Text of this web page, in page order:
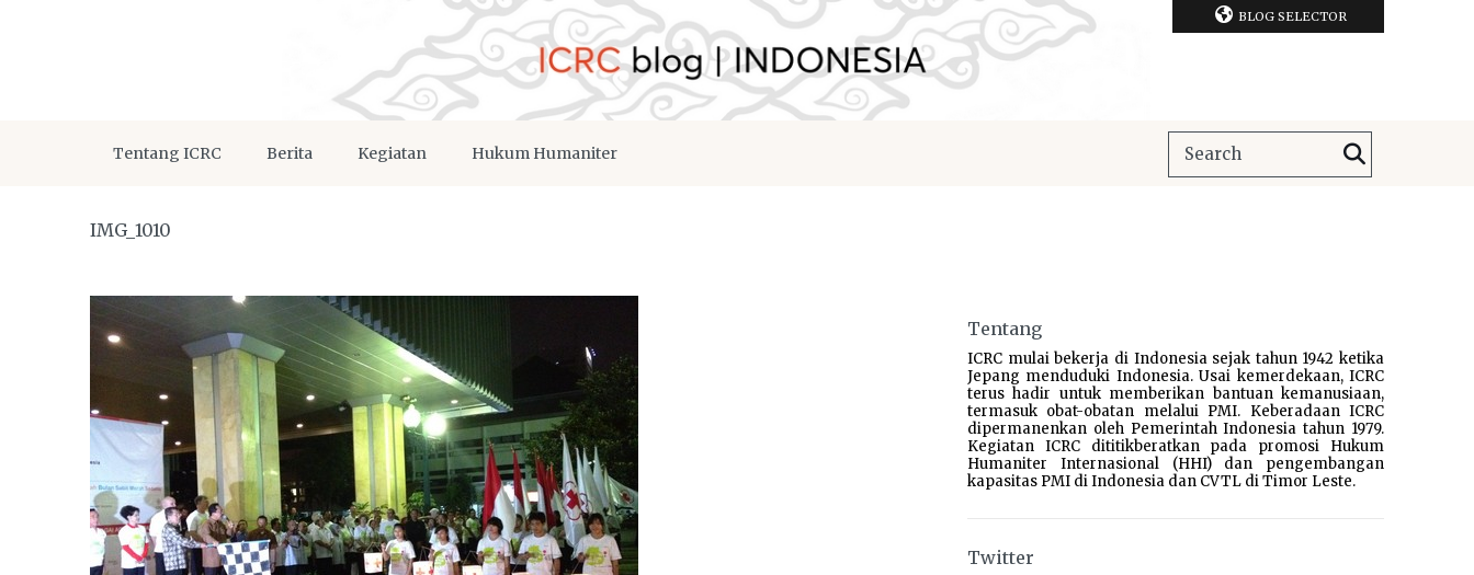
BLOG SELECTOR
Tentang ICRC Berita Kegiatan Hukum Humaniter
IMG_1010
Tentang
ICRC mulai bekerja di Indonesia sejak tahun 1942 ketika
Jepang menduduki Indonesia. Usai kemerdekaan, ICRC
terus hadir untuk memberikan bantuan kemanusiaan,
termasuk obat-obatan melalui PMI. Keberadaan ICRC
dipermanenkan oleh Pemerintah Indonesia tahun 1979.
Kegiatan ICRC dititikberatkan pada promosi Hukum
Humaniter Internasional (HHI) dan pengembangan
kapasitas PMI di Indonesia dan CVTL di Timor Leste.
Twitter